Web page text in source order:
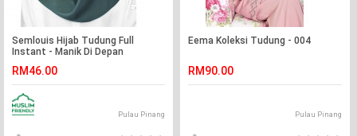
Semlouis Hijab Tudung Full
Instant - Manik Di Depan
RM46.00
Pulau Pinang
Eema Koleksi Tudung - 004
RM90.00
Pulau Pinang